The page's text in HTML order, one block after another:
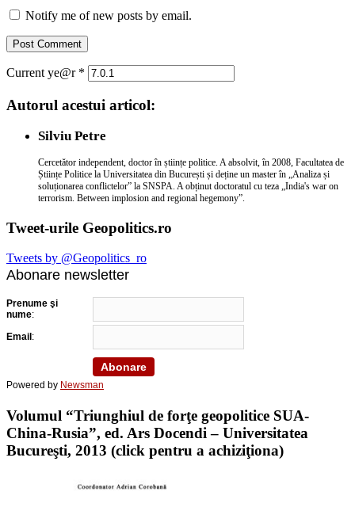
Notify me of new posts by email.
Current ye@r *
Autorul acestui articol:
Silviu Petre
Cercetător independent, doctor în științe politice. A absolvit, în 2008, Facultatea de
Științe Politice la Universitatea din București și deține un master în „Analiza și
soluționarea conflictelor” la SNSPA. A obținut doctoratul cu teza „India's war on
terrorism. Between implosion and regional hegemony”.
Tweet-urile Geopolitics.ro
Tweets by @Geopolitics_ro
Abonare newsletter
Prenume şi
nume:
Email :
Powered by Newsman
Volumul “Triunghiul de forţe geopolitice SUA-
China-Rusia”, ed. Ars Docendi – Universitatea
Bucureşti, 2013 (click pentru a achiziţiona)